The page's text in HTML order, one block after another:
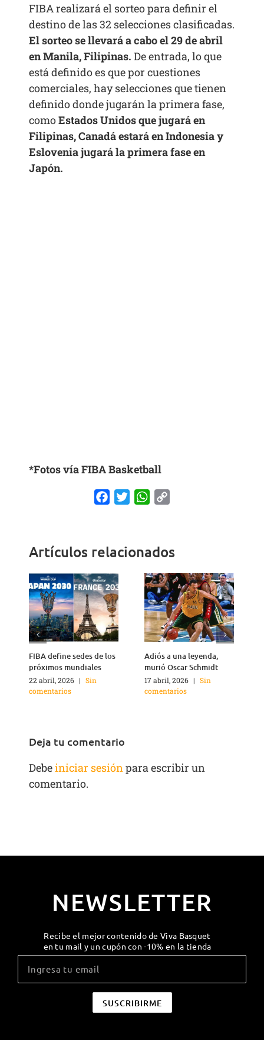
FIBA realizará el sorteo para definir el
destino de las 32 selecciones clasificadas.
El sorteo se llevará a cabo el 29 de abril
en Manila, Filipinas. De entrada, lo que
está definido es que por cuestiones
comerciales, hay selecciones que tienen
definido donde jugarán la primera fase,
comoEstados Unidos que jugará en
Filipinas, Canadá estará en Indonesia y
Eslovenia jugará la primera fase en
Japón.
*Fotos vía FIBA Basketball
FacebookTwitterWhatsApp
Artículos relacionados
FIBA define sedes de los
próximos mundiales
22 abril, 2026 | Sin
comentarios
Adiós a una leyenda,
murió Oscar Schmidt
17 abril, 2026 | Sin
comentarios
Deja tu comentario
Debeiniciar sesiónpara escribir un
comentario.
NEWSLETTER
Recibe el mejor contenido de Viva Basquet
en tu mail y un cupón con -10% en la tienda